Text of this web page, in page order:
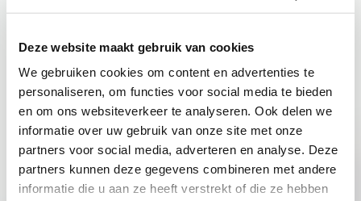
Deze website maakt gebruik van cookies
We gebruiken cookies om content en advertenties te
personaliseren, om functies voor social media te bieden
en om ons websiteverkeer te analyseren. Ook delen we
informatie over uw gebruik van onze site met onze
partners voor social media, adverteren en analyse. Deze
partners kunnen deze gegevens combineren met andere
informatie die u aan ze heeft verstrekt of die ze hebben
Helderheid